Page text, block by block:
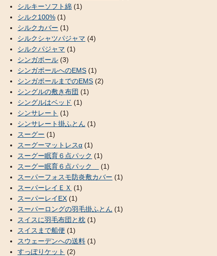
シルキーソフト綿 (1)
シルク100% (1)
シルクカバー (1)
シルクシャツパジャマ (4)
シルクパジャマ (1)
シンガポール (3)
シンガポールへのEMS (1)
シンガポールまでのEMS (2)
シングルの敷き布団 (1)
シングルはベッド (1)
シンサレート (1)
シンサレート掛ふとん (1)
スーグー (1)
スーグーマットレスα (1)
スーグー眠育６点パック (1)
スーグー眠育６点パック
(1)
スーパーフォスモ防炎敷カバー (1)
スーパーレイＥＸ (1)
スーパーレイEX (1)
スーパーロングの羽毛掛ふとん (1)
スイスに羽毛布団と枕 (1)
スイスまで船便 (1)
スウェーデンへの送料 (1)
すっぽりケット (2)